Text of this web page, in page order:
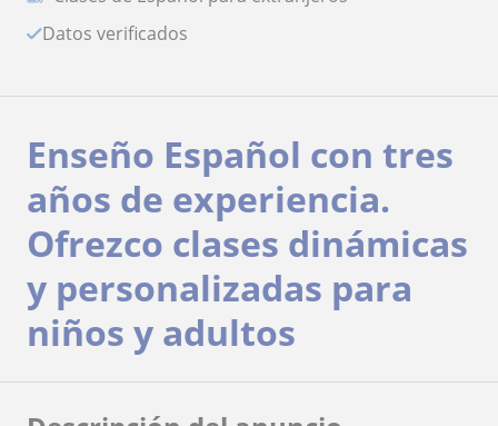
Datos verificados
Enseño Español con tres
años de experiencia.
Ofrezco clases dinámicas
y personalizadas para
niños y adultos